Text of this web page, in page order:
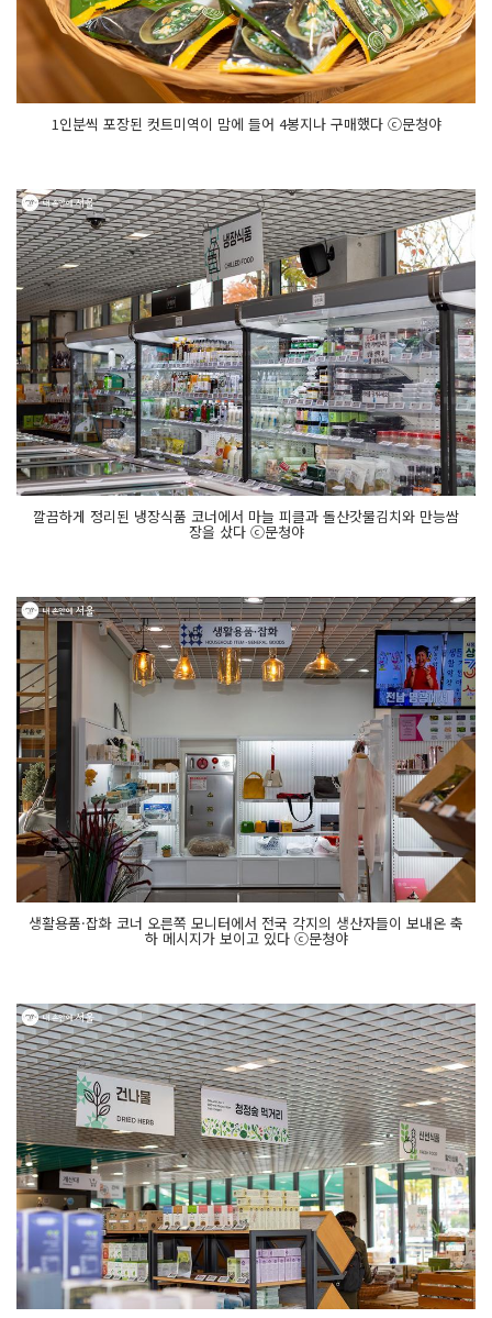
1인분씩 포장된 컷트미역이 맘에 들어 4봉지나 구매했다 ⓒ문청야
깔끔하게 정리된 냉장식품 코너에서 마늘 피클과 돌산갓물김치와 만능쌈
장을 샀다 ⓒ문청야
생활용품·잡화 코너 오른쪽 모니터에서 전국 각지의 생산자들이 보내온 축
하 메시지가 보이고 있다 ⓒ문청야